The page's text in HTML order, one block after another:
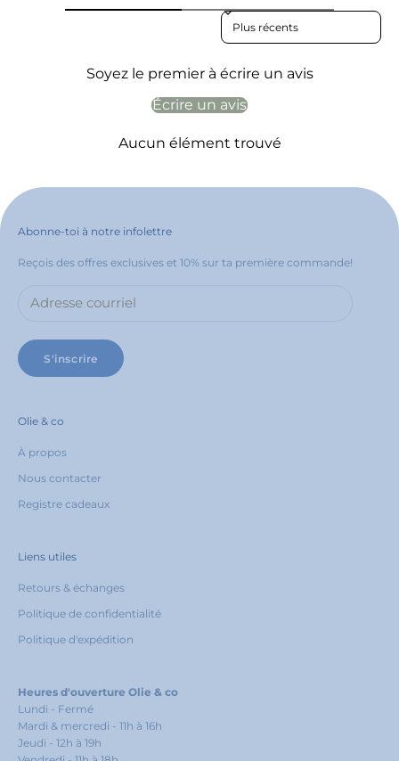
Sort reviews by
Soyez le premier à écrire un avis
Écrire un avis
Aucun élément trouvé
Abonne-toi à notre infolettre
Reçois des offres exclusives et 10% sur ta première commande!
S'inscrire
Olie & co
À propos
Nous contacter
Registre cadeaux
Liens utiles
Retours & échanges
Politique de confidentialité
Politique d'expédition
Heures d'ouverture Olie & co
Lundi - Fermé
Mardi & mercredi - 11h à 16h
Jeudi - 12h à 19h